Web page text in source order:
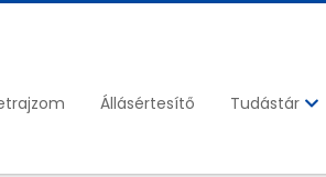
Állásértesítő Tudástár